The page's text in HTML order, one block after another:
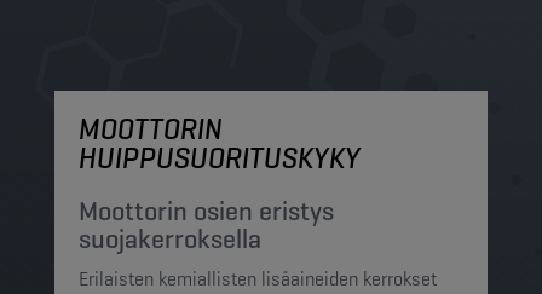
MOOTTORIN
HUIPPUSUORITUSKYKY
Moottorin osien eristys
suojakerroksella
Erilaisten kemiallisten lisäaineiden kerrokset